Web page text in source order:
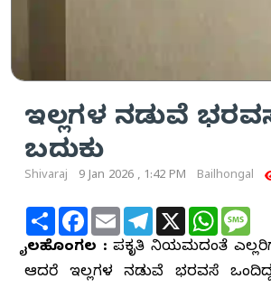
ಇಲ್ಲಗಳ ನಡುವೆ
ಬದುಕು
Shivaraj 9 Jan 2026 , 1:42 PM Bailhongal
ShareFacebook
Email Telegram
X
ಬೈಲಹೊಂಗಲ : ಪ್ರಕೃತಿ ನಿಯಮದಂತೆ
ಆದರೆ ಇಲ್ಲಗಳ ನಡುವೆ ಭರವಸೆ